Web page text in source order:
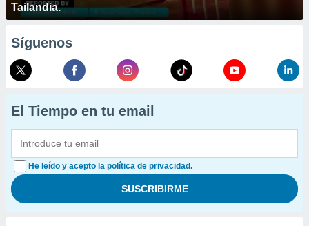
Tailandia.
Síguenos
El Tiempo en tu email
He leído y acepto la política de privacidad.